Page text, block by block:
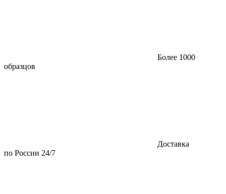
Более 1000
образцов
Доставка
по России 24/7